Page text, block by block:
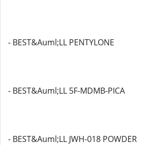
- BEST&Auml;LL PENTYLONE
- BEST&Auml;LL 5F-MDMB-PICA
- BEST&Auml;LL JWH-018 POWDER